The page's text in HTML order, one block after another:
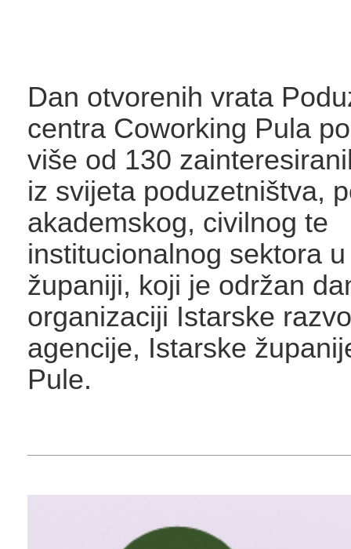
Dan otvorenih vrata
centra Coworking Pula
više od 130
iz svijeta poduzetništva,
akademskog, civilnog te
institucionalnog sektora
županiji, koji je održan
organizaciji Istarske
agencije, Istarske
Pule.